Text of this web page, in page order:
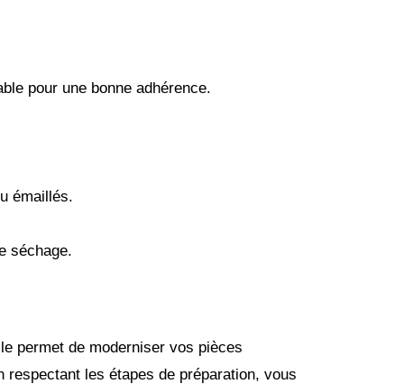
pour une bonne adhérence.
émaillés.
séchage.
permet de moderniser vos pièces
les étapes de préparation, vous